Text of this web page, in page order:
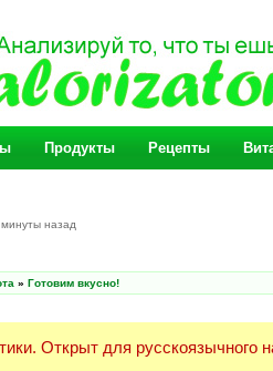
Продукты Рецепты
назад
» Готовим вкусно!
Открыт для русскоязычного